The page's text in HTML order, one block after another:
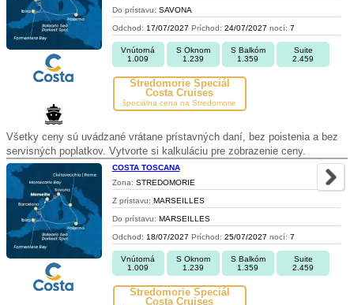
Do prístavu: SAVONA
Odchod: 17/07/2027 Príchod: 24/07/2027 nocí: 7
Vnútorná
1.009
S Oknom
1.239
S Balkóm
1.359
Suite
2.459
Stredomorie Špeciál
Costa Cruises
špeciálna cena na Stredomorie
Všetky ceny sú uvádzané vrátane prístavných daní, bez poistenia a bez
servisných poplatkov. Vytvorte si kalkuláciu pre zobrazenie ceny.
COSTA TOSCANA
Zona: STREDOMORIE
Z prístavu: MARSEILLES
Do prístavu: MARSEILLES
Odchod: 18/07/2027 Príchod: 25/07/2027 nocí: 7
Vnútorná
1.009
S Oknom
1.239
S Balkóm
1.359
Suite
2.459
Stredomorie Špeciál
Costa Cruises